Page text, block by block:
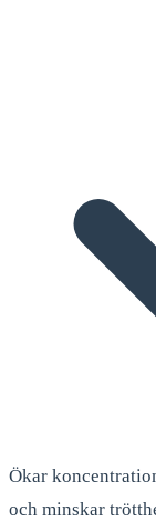
Ökar
och minskar